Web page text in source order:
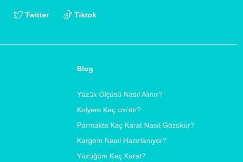
Twitter Tiktok
Blog
Yüzük Ölçüsü Nasıl Alınır?
Kolyem Kaç cm'dir?
Parmakta Kaç Karat Nasıl Gözükür?
Kargom Nasıl Hazırlanıyor?
Yüzüğüm Kaç Karat?